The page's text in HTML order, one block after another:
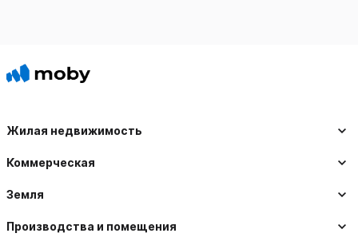
Жилая недвижимость
Коммерческая
Земля
Производства и помещения